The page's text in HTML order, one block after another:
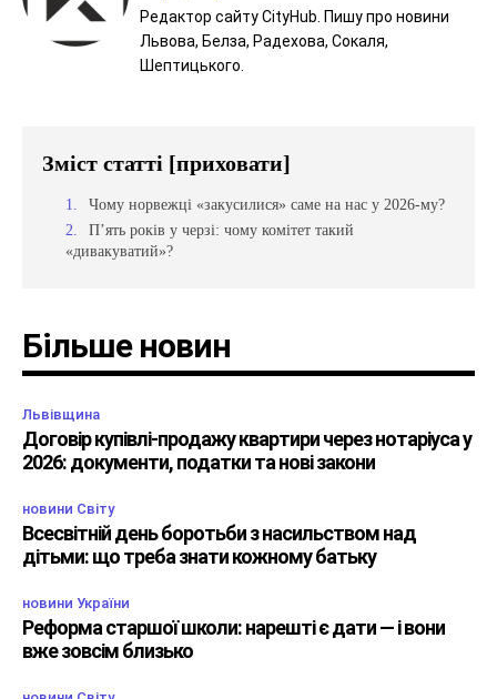
Редактор сайту CityHub. Пишу про новини
Львова, Белза, Радехова, Сокаля,
Шептицького.
Зміст статті [приховати]
Чому норвежці «закусилися» саме на нас у 2026-му?
П’ять років у черзі: чому комітет такий
«дивакуватий»?
Більше новин
Львівщина
Договір купівлі-продажу квартири через нотаріуса у
2026: документи, податки та нові закони
новини Світу
Всесвітній день боротьби з насильством над
дітьми: що треба знати кожному батьку
новини України
Реформа старшої школи: нарешті є дати — і вони
вже зовсім близько